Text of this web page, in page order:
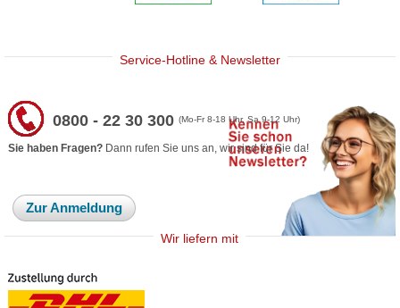
Service-Hotline & Newsletter
0800 - 22 30 300(Mo-Fr 8-18 Uhr, Sa 9-12 Uhr)
Sie haben Fragen? Dann rufen Sie uns an, wir sind für Sie da!
Zur Anmeldung
Wir liefern mit